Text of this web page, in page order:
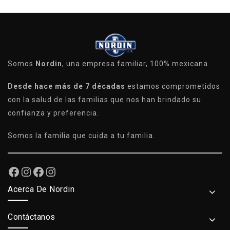
Somos Nordin, una empresa familiar, 100% mexicana.
Desde hace más de 7 décadas estamos comprometidos
con la salud de las familias que nos han brindado su
confianza y preferencia.
Somos la familia que cuida a tu familia.
Acerca De Nordin
Contáctanos